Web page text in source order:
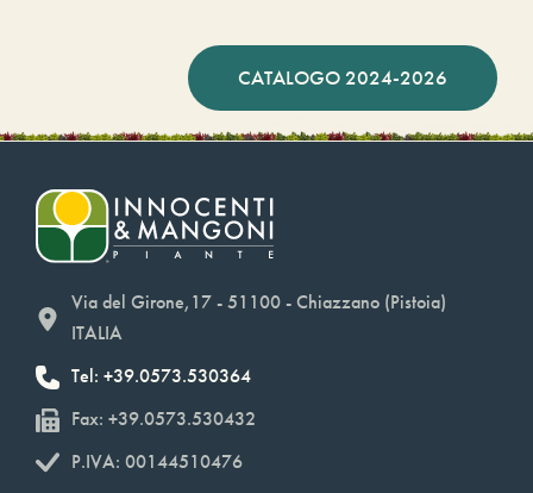
CATALOGO 2024-2026
Via del Girone,17 - 51100 - Chiazzano (Pistoia)
ITALIA
Tel: +39.0573.530364
Fax: +39.0573.530432
P.IVA: 00144510476